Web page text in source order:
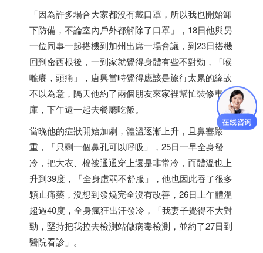
「因為許多場合大家都沒有戴口罩，所以我也開始卸
下防備，不論室內戶外都解除了口罩」，18日他與另
一位同事一起搭機到加州出席一場會議，到23日搭機
回到密西根後，一到家就覺得身體有些不對勁，「喉
嚨癢，頭痛」，唐興當時覺得應該是旅行太累的緣故
不以為意，隔天他約了兩個朋友來家裡幫忙裝修車
庫，下午還一起去餐廳吃飯。
當晚他的症狀開始加劇，體溫逐漸上升，且鼻塞嚴
重，「只剩一個鼻孔可以呼吸」，25日一早全身發
冷，把大衣、棉被通通穿上還是非常冷，而體溫也上
升到39度，「全身虛弱不舒服」，他也因此吞了很多
顆止痛藥，沒想到發燒完全沒有改善，26日上午體溫
超過40度，全身瘋狂出汗發冷，「我妻子覺得不大對
勁，堅持把我拉去檢測站做病毒檢測，並約了27日到
醫院看診」。